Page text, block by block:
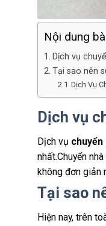
Nội dung
Dịch vụ
Tại sao nên
Dịch Vụ
Dịch vụ
Dịch vụ chuyển
nhất.Chuyển
không đơn giản
Tại sao
Hiện nay, trên